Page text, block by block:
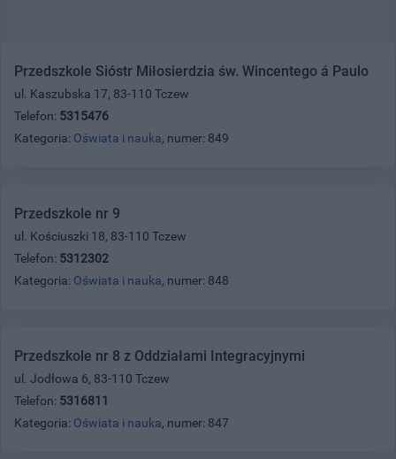
Przedszkole Sióstr Miłosierdzia św. Wincentego á Paulo
ul. Kaszubska 17, 83-110 Tczew
Telefon: 5315476
Kategoria: Oświata i nauka, numer: 849
Przedszkole nr 9
ul. Kościuszki 18, 83-110 Tczew
Telefon: 5312302
Kategoria: Oświata i nauka, numer: 848
Przedszkole nr 8 z Oddziałami Integracyjnymi
ul. Jodłowa 6, 83-110 Tczew
Telefon: 5316811
Kategoria: Oświata i nauka, numer: 847